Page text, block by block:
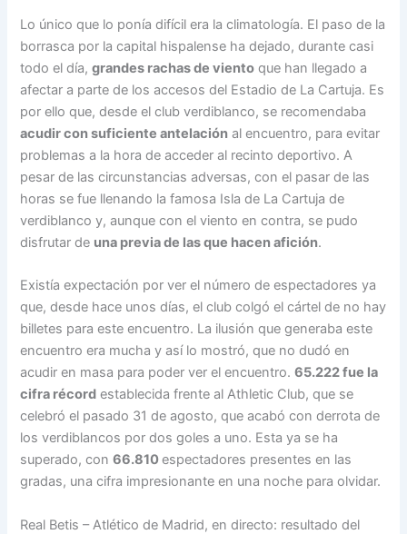
Lo único que lo ponía difícil era la climatología. El paso de la
borrasca por la capital hispalense ha dejado, durante casi
todo el día,grandes rachas de viento que han llegado a
afectar a parte de los accesos del Estadio de La Cartuja. Es
por ello que, desde el club verdiblanco, se recomendaba
acudir con suficiente antelación al encuentro, para evitar
problemas a la hora de acceder al recinto deportivo. A
pesar de las circunstancias adversas, con el pasar de las
horas se fue llenando la famosa Isla de La Cartuja de
verdiblanco y, aunque con el viento en contra, se pudo
disfrutar de una previa de las que hacen afición.
Existía expectación por ver el número de espectadores ya
que, desde hace unos días, el club colgó el cártel de no hay
billetes para este encuentro. La ilusión que generaba este
encuentro era mucha y así lo mostró, que no dudó en
acudir en masa para poder ver el encuentro.65.222 fue la
cifra récord establecida frente al Athletic Club, que se
celebró el pasado 31 de agosto, que acabó con derrota de
los verdiblancos por dos goles a uno. Esta ya se ha
superado, con66.810espectadores presentes en las
gradas, una cifra impresionante en una noche para olvidar.
Real Betis – Atlético de Madrid, en directo: resultado del